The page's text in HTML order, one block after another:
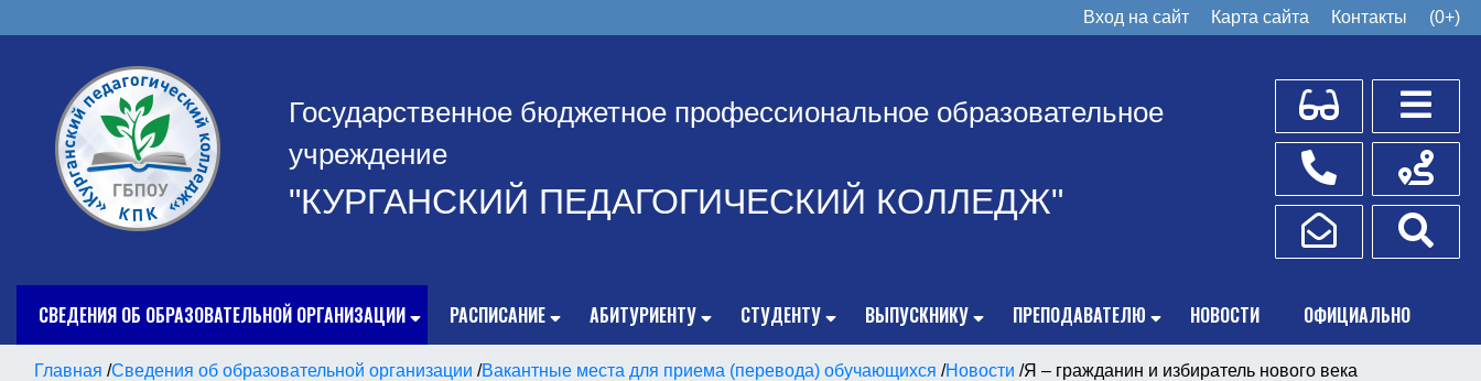
Вход на сайт Карта сайта Контакты (0+)
Государственное бюджетное профессиональное образовательное
учреждение
"КУРГАНСКИЙ ПЕДАГОГИЧЕСКИЙ КОЛЛЕДЖ"
Для слабовидящих
Телефоны
Написать обращение
Схема
СВЕДЕНИЯ ОБ ОБРАЗОВАТЕЛЬНОЙ ОРГАНИЗАЦИИ РАСПИСАНИЕ АБИТУРИЕНТУ СТУДЕНТУ ВЫПУСКНИКУ ПРЕПОДАВАТЕЛЮ НОВОСТИ ОФИЦИАЛЬНО
Главная /Сведения об образовательной организации /Вакантные места для приема (перевода) обучающихся /Новости /Я – гражданин и избиратель нового века